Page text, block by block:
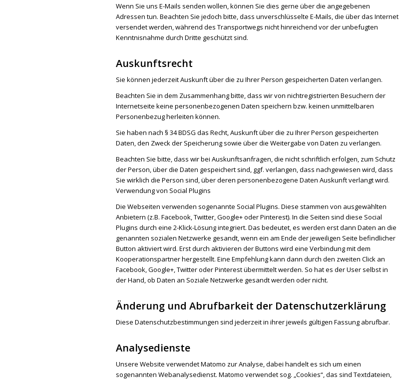
Wenn Sie uns E-Mails senden wollen, können Sie dies gerne über die angegebenen
Adressen tun. Beachten Sie jedoch bitte, dass unverschlüsselte E-Mails, die über das Internet
versendet werden, während des Transportwegs nicht hinreichend vor der unbefugten
Kenntnisnahme durch Dritte geschützt sind.
Auskunftsrecht
Sie können jederzeit Auskunft über die zu Ihrer Person gespeicherten Daten verlangen.
Beachten Sie in dem Zusammenhang bitte, dass wir von nichtregistrierten Besuchern der
Internetseite keine personenbezogenen Daten speichern bzw. keinen unmittelbaren
Personenbezug herleiten können.
Sie haben nach § 34 BDSG das Recht, Auskunft über die zu Ihrer Person gespeicherten
Daten, den Zweck der Speicherung sowie über die Weitergabe von Daten zu verlangen.
Beachten Sie bitte, dass wir bei Auskunftsanfragen, die nicht schriftlich erfolgen, zum Schutz
der Person, über die Daten gespeichert sind, ggf. verlangen, dass nachgewiesen wird, dass
Sie wirklich die Person sind, über deren personenbezogene Daten Auskunft verlangt wird.
Verwendung von Social Plugins
Die Webseiten verwenden sogenannte Social Plugins. Diese stammen von ausgewählten
Anbietern (z.B. Facebook, Twitter, Google+ oder Pinterest). In die Seiten sind diese Social
Plugins durch eine 2-Klick-Lösung integriert. Das bedeutet, es werden erst dann Daten an die
genannten sozialen Netzwerke gesandt, wenn ein am Ende der jeweiligen Seite befindlicher
Button aktiviert wird. Erst durch aktivieren der Buttons wird eine Verbindung mit dem
Kooperationspartner hergestellt. Eine Empfehlung kann dann durch den zweiten Click an
Facebook, Google+, Twitter oder Pinterest übermittelt werden. So hat es der User selbst in
der Hand, ob Daten an Soziale Netzwerke gesandt werden oder nicht.
Änderung und Abrufbarkeit der Datenschutzerklärung
Diese Datenschutzbestimmungen sind jederzeit in ihrer jeweils gültigen Fassung abrufbar.
Analysedienste
Unsere Website verwendet Matomo zur Analyse, dabei handelt es sich um einen
sogenannten Webanalysedienst. Matomo verwendet sog. „Cookies“, das sind Textdateien,